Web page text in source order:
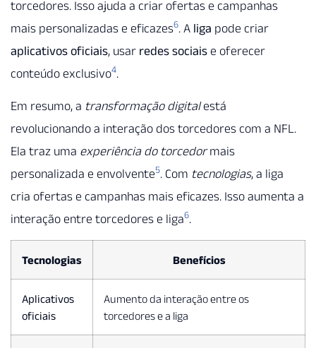
torcedores. Isso ajuda a criar ofertas e campanhas
mais personalizadas e eficazes6. A liga pode criar
aplicativos oficiais, usar redes sociais e oferecer
conteúdo exclusivo4.
Em resumo, a transformação digitalestá
revolucionando a interação dos torcedores com a NFL.
Ela traz uma experiência do torcedormais
personalizada e envolvente5. Com tecnologias, a liga
cria ofertas e campanhas mais eficazes. Isso aumenta a
interação entre torcedores e liga6.
Tecnologias Benefícios
Aplicativos
oficiais
Aumento da interação entre os
torcedores e a liga